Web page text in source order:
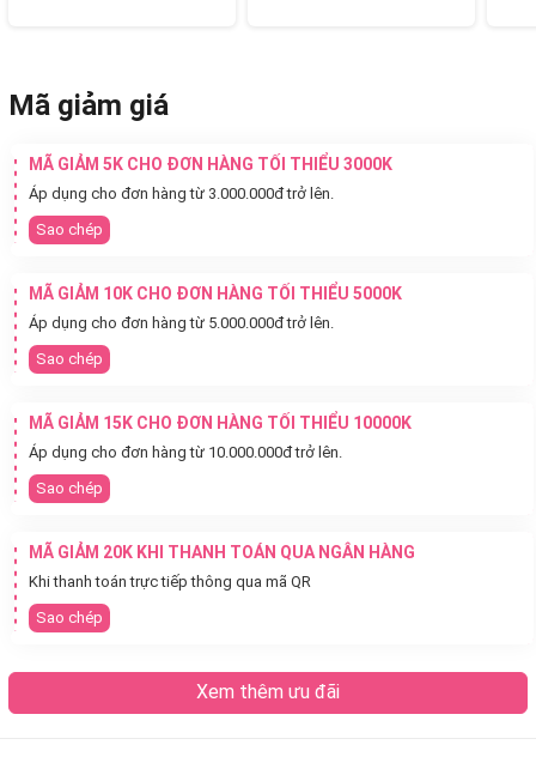
Mã giảm giá
MÃ GIẢM 5K CHO ĐƠN HÀNG TỐI THIỂU 3000K
Áp dụng cho đơn hàng từ 3.000.000đ trở lên.
Sao chép
MÃ GIẢM 10K CHO ĐƠN HÀNG TỐI THIỂU 5000K
Áp dụng cho đơn hàng từ 5.000.000đ trở lên.
Sao chép
MÃ GIẢM 15K CHO ĐƠN HÀNG TỐI THIỂU 10000K
Áp dụng cho đơn hàng từ 10.000.000đ trở lên.
Sao chép
MÃ GIẢM 20K KHI THANH TOÁN QUA NGÂN HÀNG
Khi thanh toán trực tiếp thông qua mã QR
Sao chép
Xem thêm ưu đãi